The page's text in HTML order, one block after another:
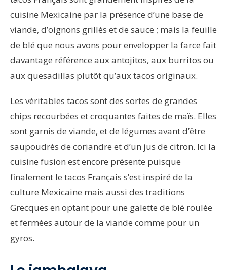
cuisine Mexicaine par la présence d’une base de
viande, d’oignons grillés et de sauce ; mais la feuille
de blé que nous avons pour envelopper la farce fait
davantage référence aux antojitos, aux burritos ou
aux quesadillas plutôt qu’aux tacos originaux.
Les véritables tacos sont des sortes de grandes
chips recourbées et croquantes faites de maïs. Elles
sont garnis de viande, et de légumes avant d’être
saupoudrés de coriandre et d’un jus de citron. Ici la
cuisine fusion est encore présente puisque
finalement le tacos Français s’est inspiré de la
culture Mexicaine mais aussi des traditions
Grecques en optant pour une galette de blé roulée
et fermées autour de la viande comme pour un
gyros.